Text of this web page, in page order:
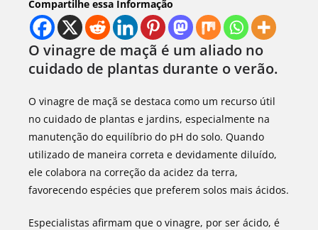
Compartilhe essa Informação
O vinagre de maçã é um aliado no
cuidado de plantas durante o verão.
O vinagre de maçã se destaca como um recurso útil
no cuidado de plantas e jardins, especialmente na
manutenção do equilíbrio do pH do solo. Quando
utilizado de maneira correta e devidamente diluído,
ele colabora na correção da acidez da terra,
favorecendo espécies que preferem solos mais ácidos.
Especialistas afirmam que o vinagre, por ser ácido, é